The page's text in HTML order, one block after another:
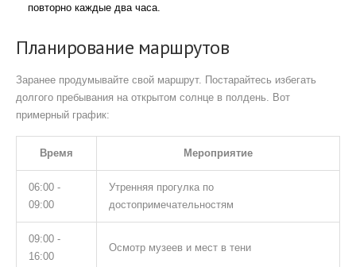
повторно каждые два часа.
Планирование маршрутов
Заранее продумывайте свой маршрут. Постарайтесь избегать
долгого пребывания на открытом солнце в полдень. Вот
примерный график:
Время Мероприятие
06:00 -
09:00
Утренняя прогулка по
достопримечательностям
09:00 -
16:00
Осмотр музеев и мест в тени